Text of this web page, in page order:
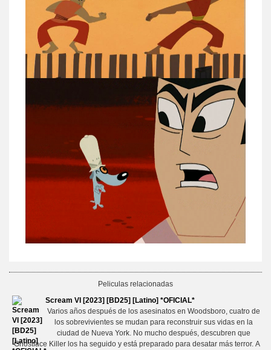
Peliculas relacionadas
Scream VI [2023] [BD25] [Latino] *OFICIAL*
Varios años después de los asesinatos en Woodsboro, cuatro de
los sobrevivientes se mudan para reconstruir sus vidas en la
ciudad de Nueva York. No mucho después, descubren que
Ghostface Killer los ha seguido y está preparado para desatar más terror. A